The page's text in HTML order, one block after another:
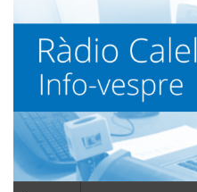
La Banqueta
Transmissions Esportives
Pòdcasts
Vídeos
Graella
Publicitat